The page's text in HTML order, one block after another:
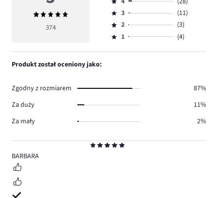
5
BARBARA
Średnia
ocena
374
5,
ilość
głosów
328.
Ocena
4,
ilość
głosów
Ocena
3,
ilość
3
(11)
Ocena
2,
2
(3)
Ocena
1,
1 (4)
Produkt został oceniony jako:
Zgodny z rozmiarem
87%
Za duży
11%
Za mały
2%